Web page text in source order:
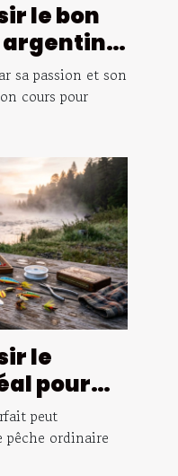
le bon
argentin
?sa passion et son
cours pour
le
pour
de
peut
pêche ordinaire